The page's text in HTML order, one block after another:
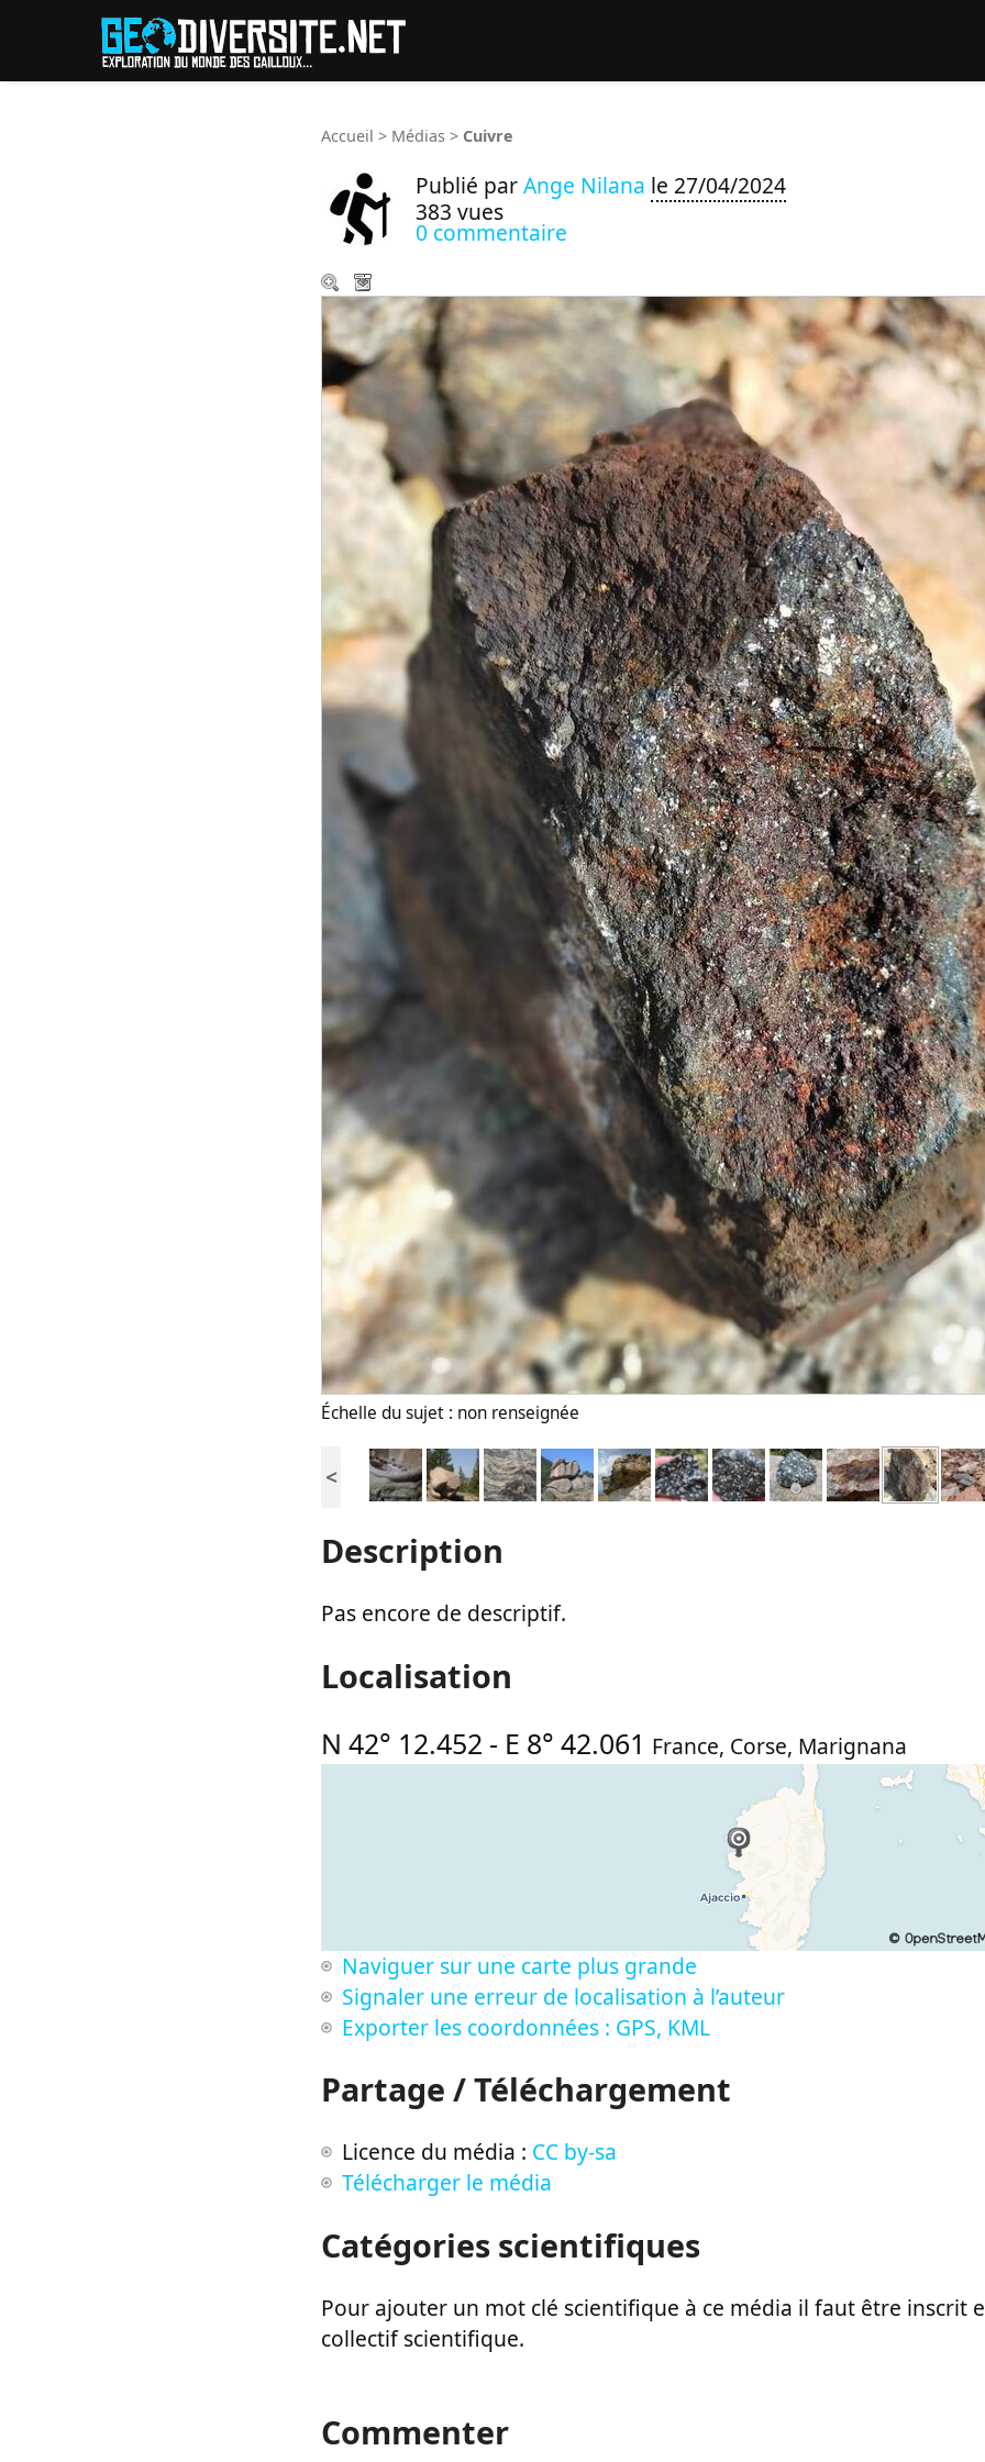
Accueil > Médias > Cuivre
Publié parAnge Nilana le 27/04/2024
383 vues
0 commentaire
Échelle du sujet : non renseignée
<
Description
Pas encore de descriptif.
Localisation
N 42° 12.452 - E 8° 42.061 France, Corse, Marignana
Naviguer sur une carte plus grande
Signaler une erreur de localisation à l’auteur
Exporter les coordonnées : GPS, KML
Partage / Téléchargement
Licence du média : CC by-sa
Télécharger le média
Catégories scientifiques
Pour ajouter un mot clé scientifique à ce média il faut être inscrit
collectif scientifique.
Commenter